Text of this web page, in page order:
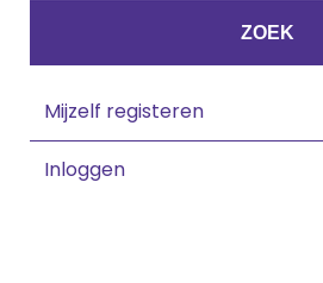
ZOEK
Mijzelf registeren
Inloggen